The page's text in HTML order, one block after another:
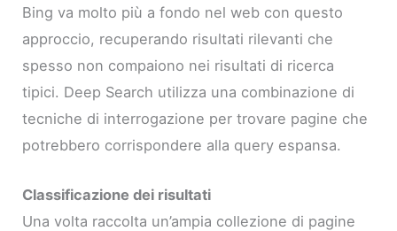
Bing va molto più a fondo nel web con questo
approccio, recuperando risultati rilevanti che
spesso non compaiono nei risultati di ricerca
tipici. Deep Search utilizza una combinazione di
tecniche di interrogazione per trovare pagine che
potrebbero corrispondere alla query espansa.
Classificazione dei risultati
Una volta raccolta un’ampia collezione di pagine